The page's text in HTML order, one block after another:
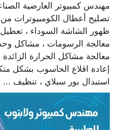
مهندس كمبيوتر العارضية
تصليح أعطال الكومبيوترات
ظهور الشاشة السوداء ،
معالجة الرسومات ، مشاكل
معالجة مشاكل الحرارة
إعادة اقلاع الحاسوب بشكل
استبدال بور سبلاي ، تنظيف ...